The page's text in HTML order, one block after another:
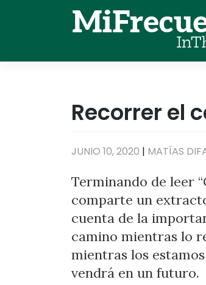
Recorrer el
JUNIO 10, 2020 | MATÍAS
Terminando de leer
comparte un
cuenta de la
camino mientras lo
mientras los
vendrá en un futuro.